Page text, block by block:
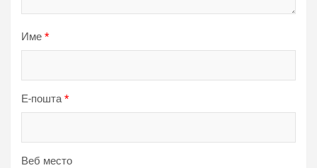
Име *
Е-пошта*
Веб место